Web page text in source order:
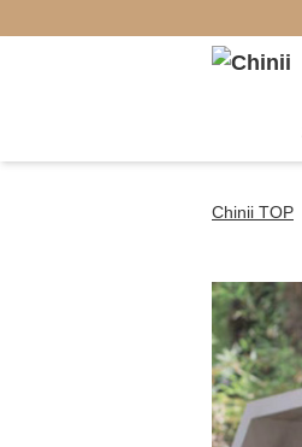
Chinii TOP